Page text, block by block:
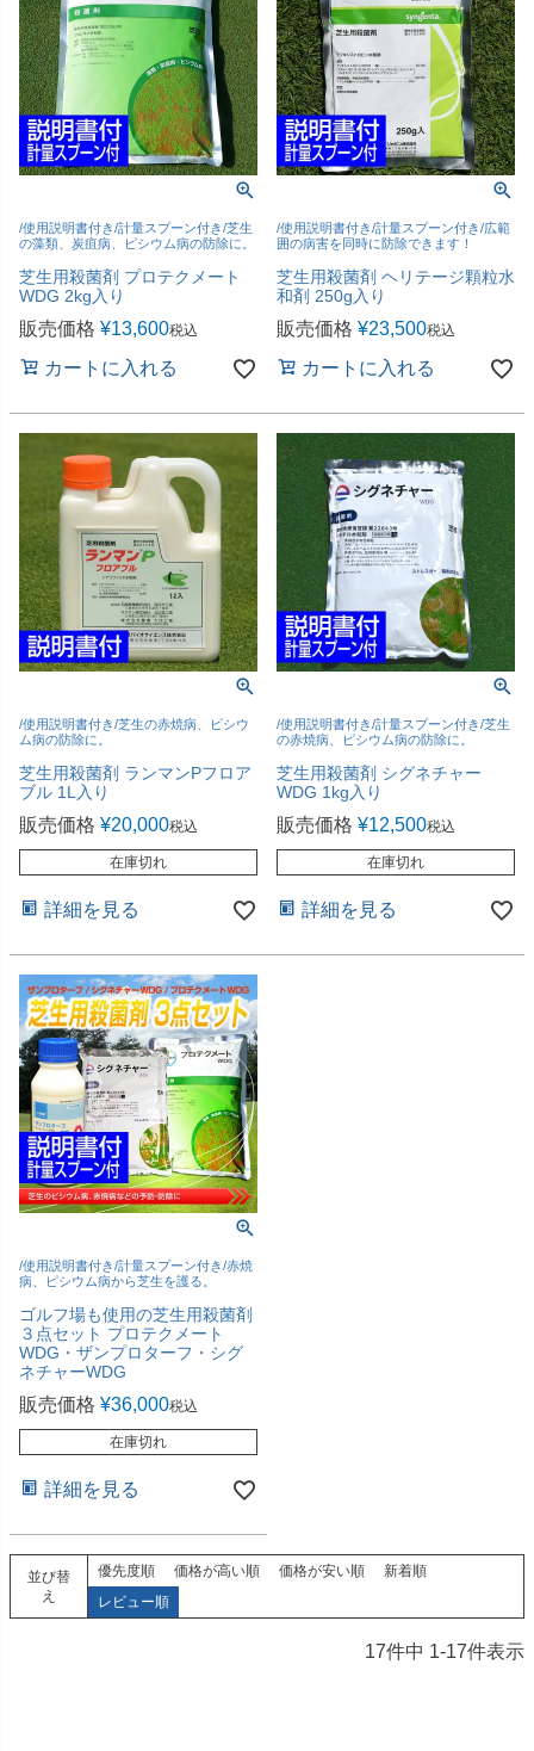
/使用説明書付き/計量スプーン付き/芝生
の藻類、炭疽病、ピシウム病の防除に。
芝生用殺菌剤 プロテクメート
WDG 2kg入り
販売価格 ¥13,600税込
カートに入れる
/使用説明書付き/計量スプーン付き/広範
囲の病害を同時に防除できます！
芝生用殺菌剤 ヘリテージ顆粒水
和剤 250g入り
販売価格 ¥23,500税込
カートに入れる
/使用説明書付き/芝生の赤焼病、ピシウ
ム病の防除に。
芝生用殺菌剤 ランマンPフロア
ブル 1L入り
販売価格 ¥20,000税込
在庫切れ
詳細を見る
/使用説明書付き/計量スプーン付き/芝生
の赤焼病、ピシウム病の防除に。
芝生用殺菌剤 シグネチャー
WDG 1kg入り
販売価格 ¥12,500税込
在庫切れ
詳細を見る
/使用説明書付き/計量スプーン付き/赤焼
病、ピシウム病から芝生を護る。
ゴルフ場も使用の芝生用殺菌剤
３点セット プロテクメート
WDG・ザンプロターフ・シグ
ネチャーWDG
販売価格 ¥36,000税込
在庫切れ
詳細を見る
並び替
え
優先度順 価格が高い順 価格が安い順
新着順
レビュー順
17件中 1-17件表示